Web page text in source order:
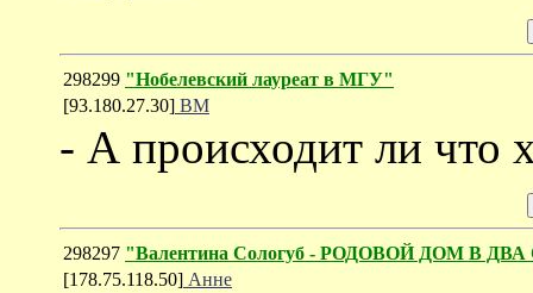
298299 "Нобелевский лауреат в МГУ"
[93.180.27.30] ВМ
- А происходит ли что
298297 "Валентина Сологуб - РОДОВОЙ ДОМ В
[178.75.118.50] Анне